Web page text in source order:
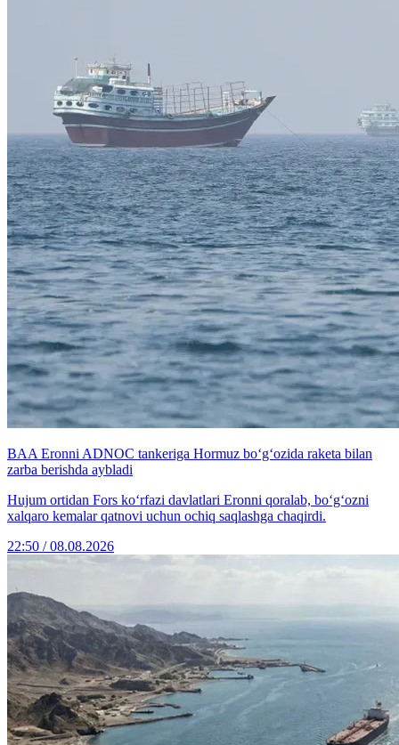
BAA Eronni ADNOC tankeriga Hormuz bo‘g‘ozida raketa bilan
zarba berishda aybladi
Hujum ortidan Fors ko‘rfazi davlatlari Eronni qoralab, bo‘g‘ozni
xalqaro kemalar qatnovi uchun ochiq saqlashga chaqirdi.
22:50 / 08.08.2026